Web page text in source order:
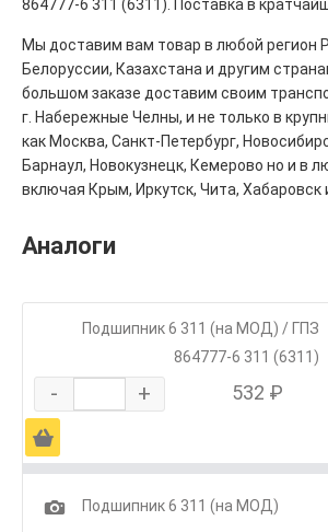
864777-6 311 (6311). Поставка в
Мы доставим вам товар в любой регион
Белоруссии, Казахстана и другим
большом заказе доставим своим
г. Набережные Челны, и не только в
как Москва, Санкт-Петербург,
Барнаул, Новокузнецк, Кемерово но и в
включая Крым, Иркутск, Чита, Хабаровск
Аналоги
Подшипник 6 311 (на МОД) / ГПЗ
864777-6 311 (6311)
- + 532 ₽
Ä
1
Подшипник 6 311 (на МОД)